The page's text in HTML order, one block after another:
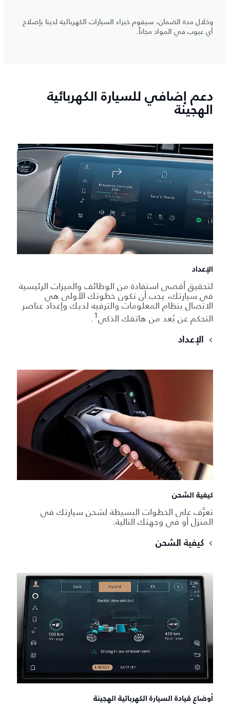
وخلال مدة الضمان، سيقوم خبراء السيارات الكهربائية لدينا بإصلاح
أي عيوب في المواد مجاناً.
دعم إضافي للسيارة الكهربائية
الهجينة
الإعداد
لتحقيق أقصى استفادة من الوظائف والميزات الرئيسية
في سيارتك، يجب أن تكون خطوتك الأولى هي
الاتصال بنظام المعلومات والترفيه لديك وإعداد عناصر
التحكم عن بُعد من هاتفك الذكي1
.
الإعداد
كيفية الشحن
تعرَّف على الخطوات البسيطة لشحن سيارتك في
المنزل أو في وجهتك التالية.
كيفية الشحن
أوضاع قيادة السيارة الكهربائية الهجينة